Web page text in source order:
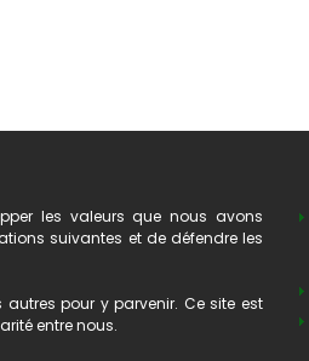
les valeurs que nous avons
suivantes et de défendre les
pour y parvenir. Ce site est
entre nous.